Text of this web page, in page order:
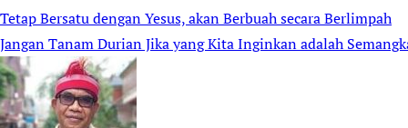
Post
navigation
Tetap Bersatu dengan Yesus, akan Berbuah secara Berlimpah
Jangan Tanam Durian Jika yang Kita Inginkan adalah